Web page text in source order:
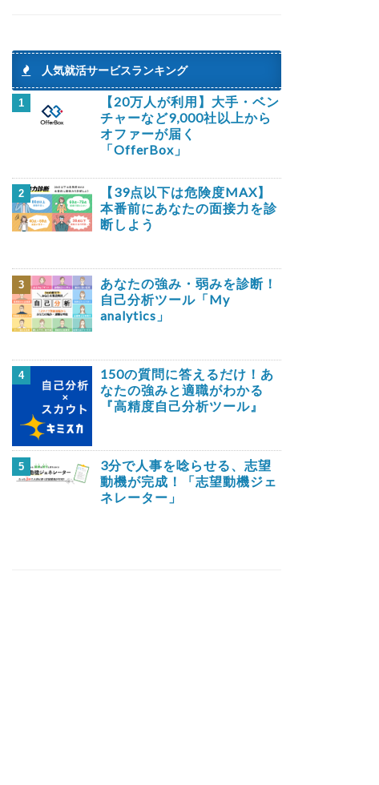
人気就活サービスランキング
1
【20万人が利用】大手・ベン
チャーなど9,000社以上から
オファーが届く
「OfferBox」
2
【39点以下は危険度MAX】
本番前にあなたの面接力を診
断しよう
3
あなたの強み・弱みを診断！
自己分析ツール「My
analytics」
4
150の質問に答えるだけ！あ
なたの強みと適職がわかる
『高精度自己分析ツール』
5
3分で人事を唸らせる、志望
動機が完成！「志望動機ジェ
ネレーター」